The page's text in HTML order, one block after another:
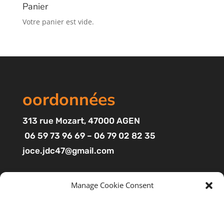
Manage Cookie Consent
Panier
Votre panier est vide.
oordonnées
313 rue Mozart, 47000 AGEN
06 59 73 96 69 – 06 79 02 82 35
joce.jdc47@gmail.com